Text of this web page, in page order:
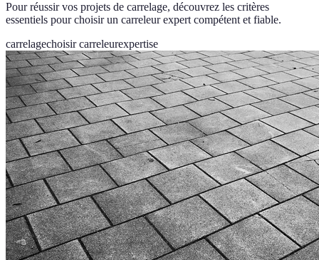
Pour réussir vos projets de carrelage, découvrez les critères
essentiels pour choisir un carreleur expert compétent et fiable.
carrelagechoisir carreleurexpertise